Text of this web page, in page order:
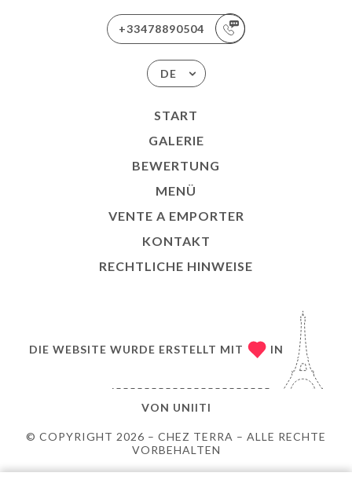
+33478890504
DE
START
GALERIE
BEWERTUNG
MENÜ
VENTE A EMPORTER
KONTAKT
RECHTLICHE HINWEISE
© COPYRIGHT 2026 – CHEZ TERRA – ALLE RECHTE
VORBEHALTEN
DIE WEBSITE WURDE ERSTELLT MIT IN
VON UNIITI